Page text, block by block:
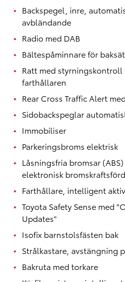
Backspegel, inre,
avbländande
Radio med DAB
Bältespåminnare för
Ratt med styrningskontroll
farthållaren
Rear Cross Traffic Alert
Sidobackspeglar
Immobiliser
Parkeringsbroms elektrisk
Låsningsfria bromsar
elektronisk
Farthållare, intelligent
Toyota Safety Sense med
Updates"
Isofix barnstolsfästen bak
Strålkastare, avstängning
Bakruta med torkare